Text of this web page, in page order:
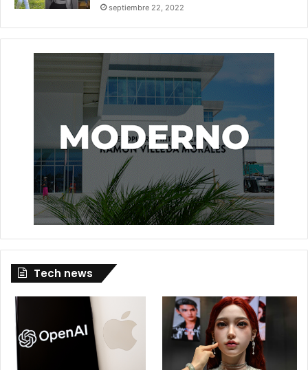
septiembre 22, 2022
Tech news